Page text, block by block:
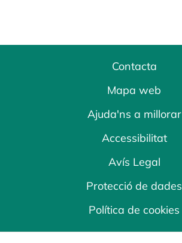
Contacta
Mapa web
Ajuda'ns a millorar
Accessibilitat
Avís Legal
Protecció de dades
Política de cookies